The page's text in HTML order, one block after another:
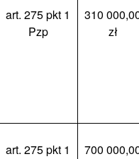
art. 275 pkt 1
Pzp
310
zł
art. 275 pkt 1
700